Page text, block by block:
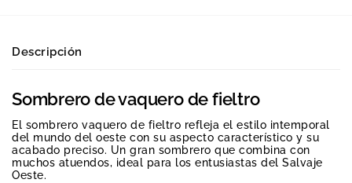
Descripción
Sombrero de vaquero de fieltro
El sombrero vaquero de fieltro refleja el estilo intemporal
del mundo del oeste con su aspecto característico y su
acabado preciso. Un gran sombrero que combina con
muchos atuendos, ideal para los entusiastas del Salvaje
Oeste.